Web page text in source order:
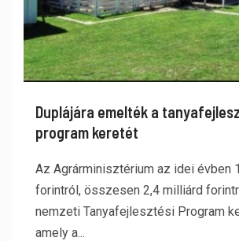
Duplájára emelték a
program keretét
Az Agrárminisztérium az idei évben
forintról, összesen 2,4 milliárd
nemzeti Tanyafejlesztési Program
amely a...